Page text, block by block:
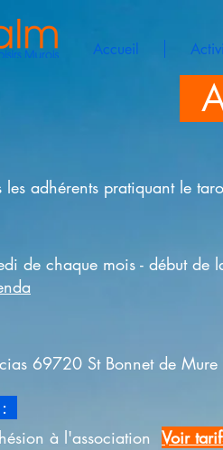
Accueil
les adhérents pratiquant le
de chaque mois - début de
69720 St Bonnet de Mure
à l'association Voir